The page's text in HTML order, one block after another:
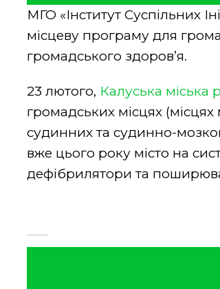
МГО «Інститут Суспільних
місцеву програму для
громадського здоров’я.
23 лютого, Калуська міська
громадських місцях
судинних та судинно-
вже цього року місто на
дефібрилятори та